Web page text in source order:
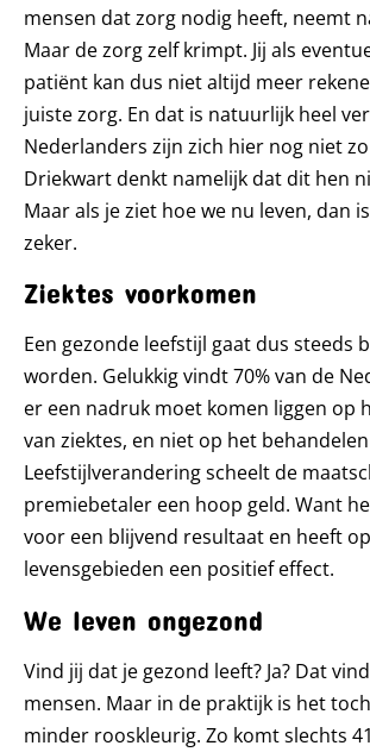
mensen dat zorg nodig heeft, neemt
Maar de zorg zelf krimpt. Jij als
patiënt kan dus niet altijd meer
juiste zorg. En dat is natuurlijk heel
Nederlanders zijn zich hier nog niet
Driekwart denkt namelijk dat dit hen
Maar als je ziet hoe we nu leven, dan
zeker.
Ziektes voorkomen
Een gezonde leefstijl gaat dus steeds
worden. Gelukkig vindt 70% van de
er een nadruk moet komen liggen op
van ziektes, en niet op het
Leefstijlverandering scheelt de
premiebetaler een hoop geld. Want
voor een blijvend resultaat en heeft
levensgebieden een positief effect.
We leven ongezond
Vind jij dat je gezond leeft? Ja? Dat
mensen. Maar in de praktijk is het
minder rooskleurig. Zo komt slechts